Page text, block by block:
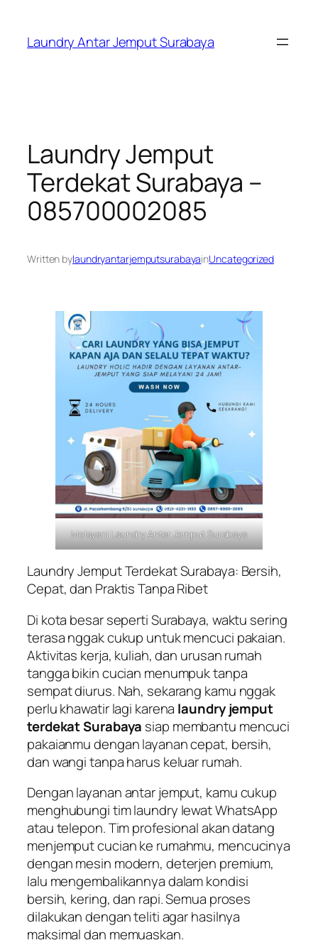
content
Laundry Antar Jemput Surabaya
Laundry Jemput
Terdekat Surabaya –
085700002085
Written bylaundryantarjemputsurabayainUncategorized
Melayani Laundry Antar Jemput Surabaya
Laundry Jemput Terdekat Surabaya: Bersih,
Cepat, dan Praktis Tanpa Ribet
Di kota besar seperti Surabaya, waktu sering
terasa nggak cukup untuk mencuci pakaian.
Aktivitas kerja, kuliah, dan urusan rumah
tangga bikin cucian menumpuk tanpa
sempat diurus. Nah, sekarang kamu nggak
perlu khawatir lagi karena laundry jemput
terdekat Surabaya siap membantu mencuci
pakaianmu dengan layanan cepat, bersih,
dan wangi tanpa harus keluar rumah.
Dengan layanan antar jemput, kamu cukup
menghubungi tim laundry lewat WhatsApp
atau telepon. Tim profesional akan datang
menjemput cucian ke rumahmu, mencucinya
dengan mesin modern, deterjen premium,
lalu mengembalikannya dalam kondisi
bersih, kering, dan rapi. Semua proses
dilakukan dengan teliti agar hasilnya
maksimal dan memuaskan.